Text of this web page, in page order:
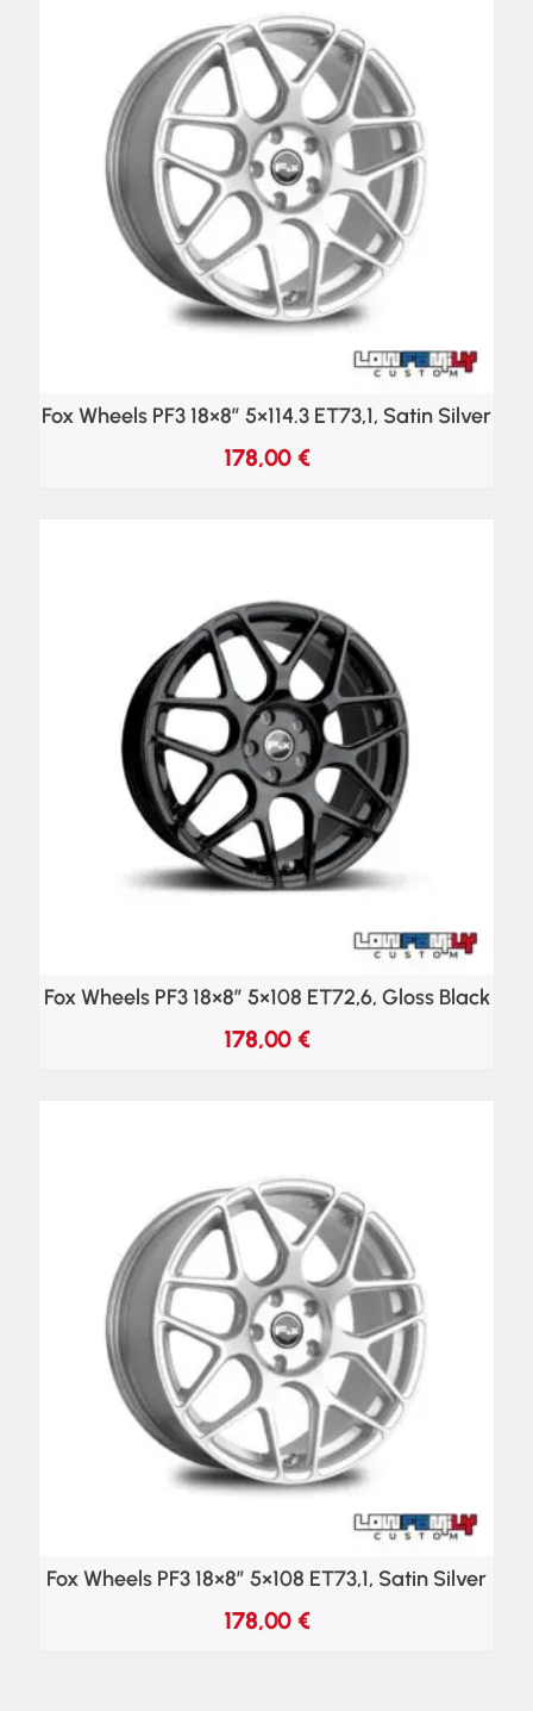
Fox Wheels PF3 18×8″ 5×114.3 ET73,1, Satin Silver
178,00 €
Fox Wheels PF3 18×8″ 5×108 ET72,6, Gloss Black
178,00 €
Fox Wheels PF3 18×8″ 5×108 ET73,1, Satin Silver
178,00 €